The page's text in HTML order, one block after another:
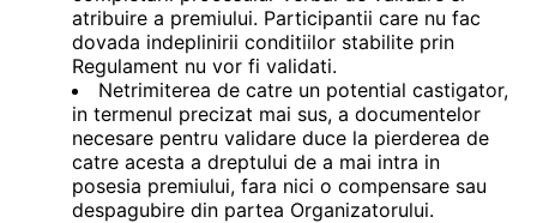
atribuire a premiului. Participantii care nu fac
dovada indeplinirii conditiilor stabilite prin
Regulament nu vor fi validati.
Netrimiterea de catre un potential castigator,
in termenul precizat mai sus, a documentelor
necesare pentru validare duce la pierderea de
catre acesta a dreptului de a mai intra in
posesia premiului, fara nici o compensare sau
despagubire din partea Organizatorului.